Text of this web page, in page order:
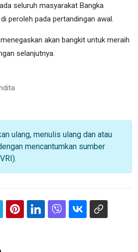
seluruh masyarakat Bangka
peroleh pada pertandingan awal.
akan bangkit untuk meraih
selanjutnya.
ulang, menulis ulang dan atau
mencantumkan sumber